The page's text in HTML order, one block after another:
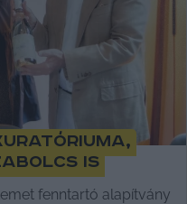
is
fenntartó alapítvány